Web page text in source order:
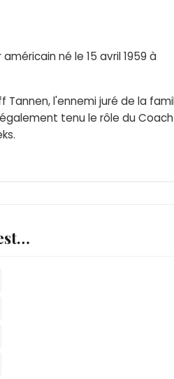
né le 15 avril 1959 à
l'ennemi juré de la
tenu le rôle du Coach